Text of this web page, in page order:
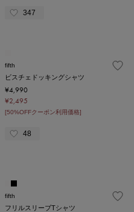
347
fifth
ビスチェドッキングシャツ
¥4,990
¥2,495
[50%OFFクーポン利用価格]
48
fifth
フリルスリーブTシャツ